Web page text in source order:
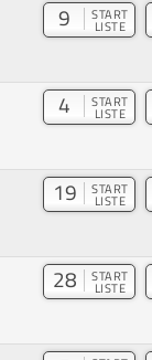
9 START
LISTE
4 START
LISTE
19 START
LISTE
28 START
LISTE